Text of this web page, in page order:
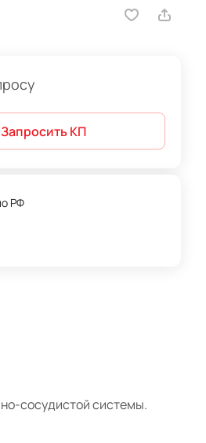
Запросить КП
РФ
сосудистой системы.